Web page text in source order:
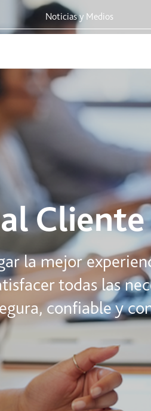
Noticias y Medios
Cliente
la mejor
todas las
confiable y